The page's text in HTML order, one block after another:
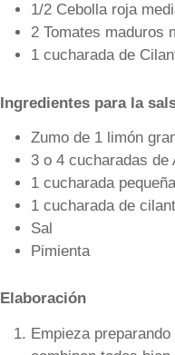
1/2 Cebolla roja
2 Tomates maduros
1 cucharada de
Ingredientes para la
Zumo de 1 limón
3 o 4 cucharadas
1 cucharada
1 cucharada de
Sal
Pimienta
Elaboración
Empieza